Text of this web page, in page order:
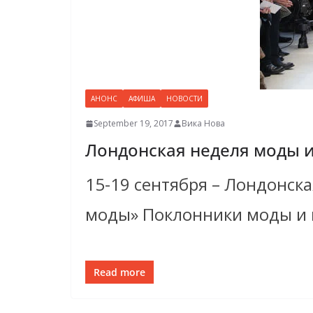
АНОНС АФИША НОВОСТИ
September 19, 2017 Вика Нова
Лондонская неделя моды
15-19 сентября –
моды» Поклонники моды и
Read more